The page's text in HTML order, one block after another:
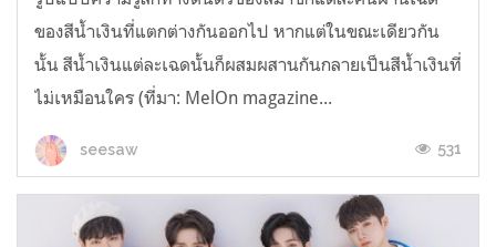
ของสีน้ำเงินที่แตกต่างกันออกไป หากแต่ในขณะเดียวกัน
นั้น สีน้ำเงินแต่ละเฉดนั้นก็ผสมผสานกันกลายเป็นสีน้ำเงินที่
ไม่เหมือนใคร (ที่มา: MelOn magazine...
seesaw 531